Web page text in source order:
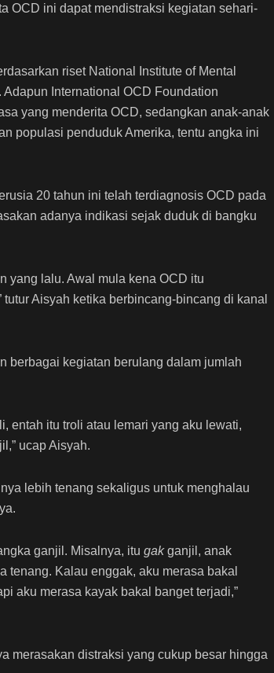
OCD ini dapat mendistraksi kegiatan sehari-
riset National Institute of Mental
International OCD Foundation
yang menderita OCD, sedangkan anak-anak
populasi penduduk Amerika, tentu angka ini
20 tahun ini telah terdiagnosis OCD pada
adanya indikasi sejak duduk di bangku
yang lalu. Awal mula kena OCD itu
Aisyah ketika berbincang-bincang di kanal
berbagai kegiatan berulang dalam jumlah
entah itu troli atau lemari yang aku lewati,
ucap Aisyah.
lebih tenang sekaligus untuk menghalau
ganjil. Misalnya, itu gakganjil, anak
tenang. Kalau enggak, aku merasa bakal
aku merasa kayak bakal banget terjadi,”
merasakan distraksi yang cukup besar hingga